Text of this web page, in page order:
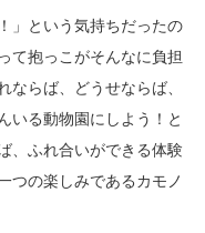
」という気持ちだったの
て抱っこがそんなに負担
ならば、どうせならば、
いる動物園にしよう！と
、ふれ合いができる体験
つの楽しみであるカモノ